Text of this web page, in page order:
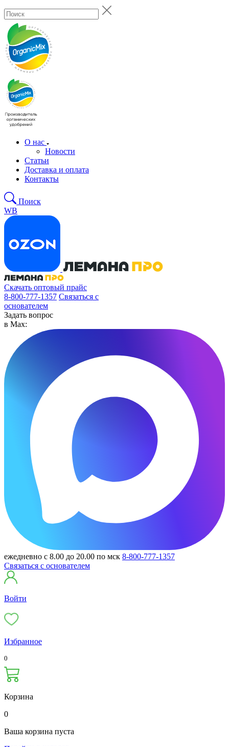
О нас
Новости
Статьи
Доставка и оплата
Контакты
Поиск
WB
Скачать оптовый прайс
8-800-777-1357 Связаться с
основателем
Задать вопрос
в Max:
ежедневно с 8.00 до 20.00 по мск 8-800-777-1357
Связаться с основателем
Войти
Избранное
0
Корзина
0
Ваша корзина пуста